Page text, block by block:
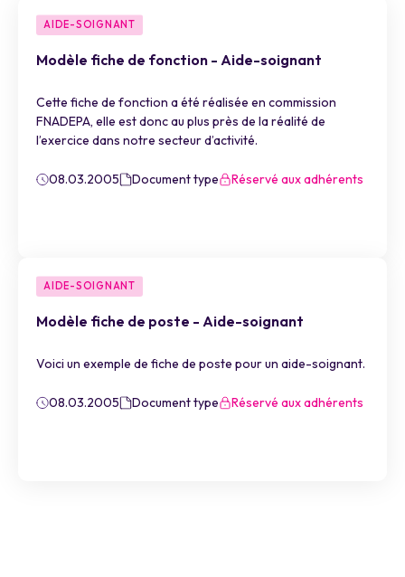
AIDE-SOIGNANT
Modèle fiche de fonction - Aide-soignant
Cette fiche de fonction a été réalisée en commission
FNADEPA, elle est donc au plus près de la réalité de
l’exercice dans notre secteur d’activité.
08.03.2005 Document type Réservé aux adhérents
AIDE-SOIGNANT
Modèle fiche de poste - Aide-soignant
Voici un exemple de fiche de poste pour un aide-soignant.
08.03.2005 Document type Réservé aux adhérents